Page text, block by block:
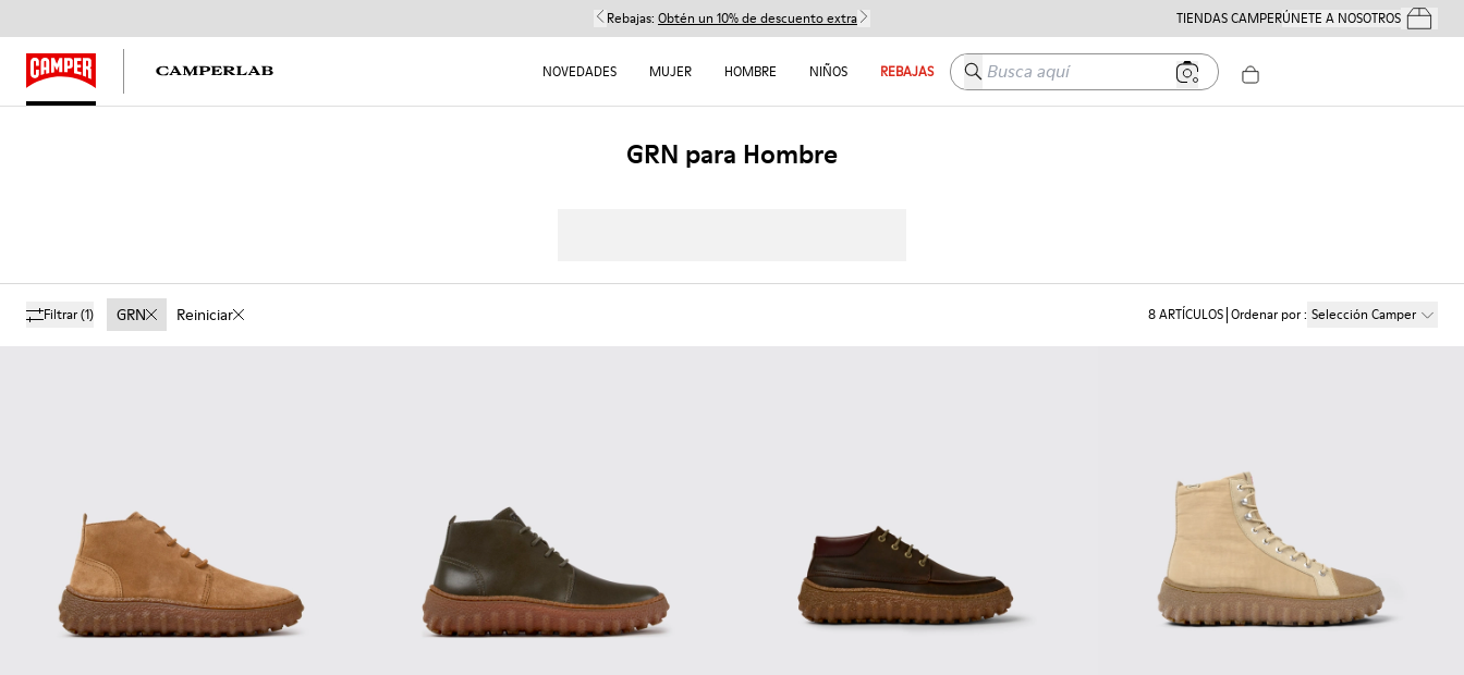
Rebajas: Obtén un 10% de descuento extra TIENDAS CAMPERÚNETE A NOSOTROSTus
NOVEDADES MUJER HOMBRE NIÑOS REBAJAS Busca aquí
GRN para Hombre
Filtrar(1) GRN Reiniciar 8ARTÍCULOS Ordenar por: Selección Camper